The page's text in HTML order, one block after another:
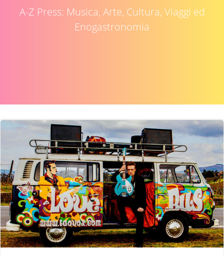
A-Z Press: Musica, Arte, Cultura, Viaggi ed
Enogastronomia